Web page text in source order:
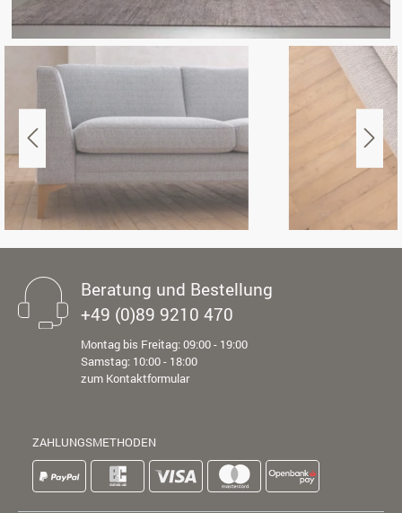
Beratung und Bestellung
+49 (0)89 9210 470
Montag bis Freitag: 09:00 - 19:00
Samstag: 10:00 - 18:00
zum Kontaktformular
ZAHLUNGSMETHODEN